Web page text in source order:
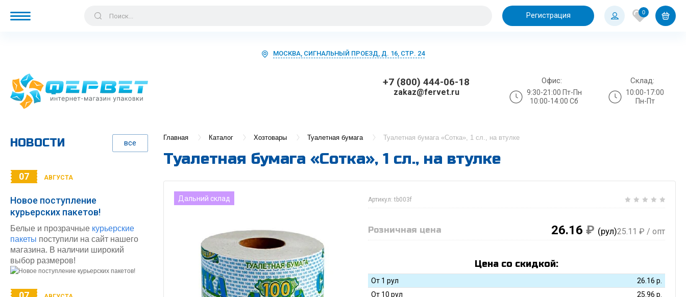
Регистрация 0
МОСКВА, СИГНАЛЬНЫЙ ПРОЕЗД, Д. 16, СТР. 24
+7 (800) 444-06-18
zakaz@fervet.ru
Офис:
9:30-21:00 Пт-Пн
10:00-14:00 Сб
Склад:
10:00-17:00
Пн-Пт
Главная Каталог Хозтовары Туалетная бумага Туалетная бумага «Сотка», 1 сл., на втулке
Туалетная бумага «Сотка», 1 сл., на втулке
Дальний склад Артикул: tb003f
Розничная цена 26.16 ₽ (рул)25.11 ₽ / опт
Цена со скидкой:
От 1 рул 26.16 р.
От 10 рул
25.96 р.
НОВОСТИ все
07 АВГУСТА
Новое поступление
курьерских пакетов!
Белые и прозрачные курьерские
пакеты поступили на сайт нашего
магазина. В наличии широкий
выбор размеров!